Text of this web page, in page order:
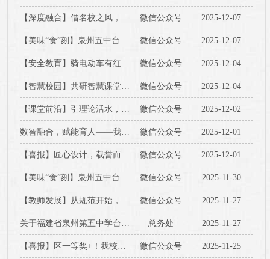
【深度融合】借名校之风，扬梦想之帆 ——我校高一高二优秀学子赴泉州五中城东校区参加高校系列讲座 微信公众号 2025-12-07
【美味“食”刻】泉州五中台商区分校第十五周食谱 微信公众号 2025-12-07
【安全教育】骑电动车有红线！2025新规+校园管理细则，请家长务必共读→→→ 微信公众号 2025-12-04
【智慧校园】共研智慧课堂，共绘育人蓝图——泉州五中台商区分校人工智能赋能教育种子队成员赴泉州五中参观学习AI赋能课堂教育 微信公众号 2025-12-04
【课堂前沿】引理论活水，润教学繁花——泉州五中台商区分校教研组核刊研讨会纪实（六） 微信公众号 2025-12-02
数智融合，赋能育人——我校林德民校长在全国师生数字素养提升实践活动上作专题分享 微信公众号 2025-12-01
【喜报】匠心设计，载誉而归——我校19件作品市赛获奖，6件作品拟推荐送省参评！ 微信公众号 2025-12-01
【美味“食”刻】泉州五中台商区分校第十四周食谱 微信公众号 2025-11-30
【教师发展】从规范开始，遇见更好的自己 ——泉州五中台商区分校“青蓝工程”青年教师专业成长沙龙（第十二期）活动 微信公众号 2025-11-27
关于福建省泉州第五中学台商区分校海江书院设施设备采购项目的询价结果公告 总务处 2025-11-27
【喜报】区一等奖+！我校师生在2026中国诗词大会泉州台商投资区选拔赛中载誉而归！ 微信公众号 2025-11-25